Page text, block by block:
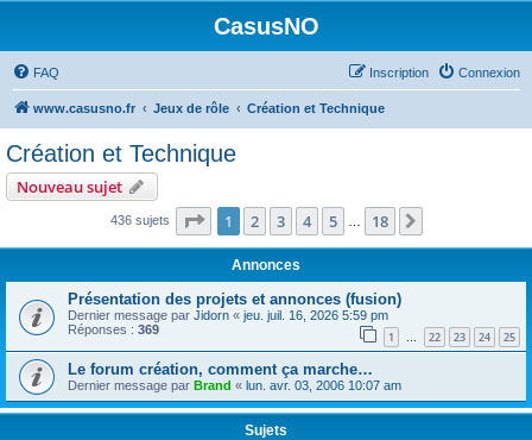
CasusNO
FAQ Connexion
Inscription
www.casusno.fr Jeux de rôle Création et Technique
Création et Technique
Nouveau sujet
436 sujets Page 1sur18
1 2 3 4 5 18
Annonces
Présentation des projets et annonces (fusion)
Dernier message par Jidorn « jeu. juil. 16, 2026 5:59 pm
Réponses : 369 1 … 22 23 24 25
Le forum création, comment ça marche…
Dernier message par Brand « lun. avr. 03, 2006 10:07 am
Sujets